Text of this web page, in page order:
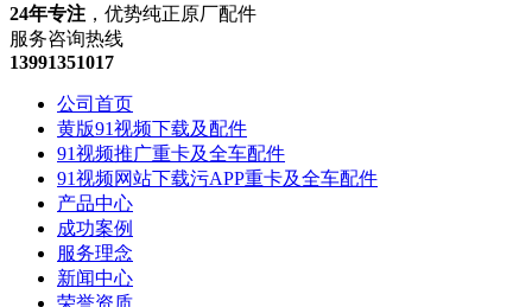
24年专注 ，优势纯正原厂配件
服务咨询热线
13991351017
公司首页
黄版91视频下载及配件
91视频推广重卡及全车配件
91视频网站下载污APP重卡及全车配件
产品中心
成功案例
服务理念
新闻中心
荣誉资质